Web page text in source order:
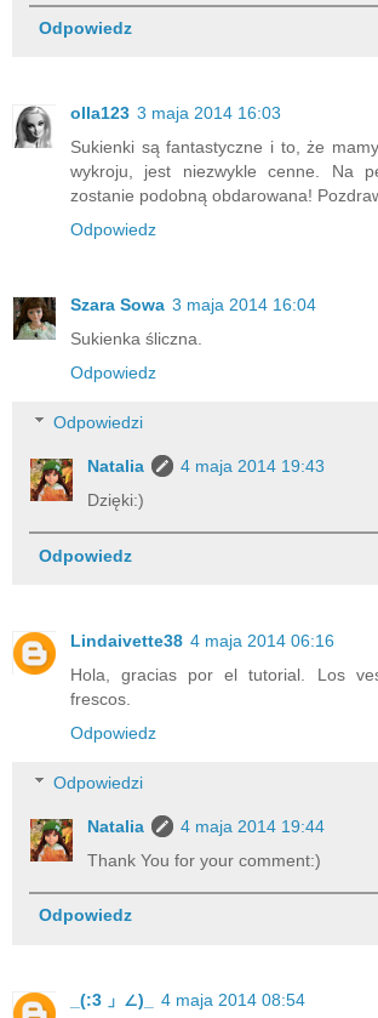
Odpowiedz
olla123 3 maja 2014 16:03
Sukienki są fantastyczne i to, że
wykroju, jest niezwykle cenne. Na
zostanie podobną obdarowana!
Odpowiedz
Szara Sowa 3 maja 2014 16:04
Sukienka śliczna.
Odpowiedz
Odpowiedzi
Natalia
4 maja 2014 19:43
Dzięki:)
Odpowiedz
Lindaivette38 4 maja 2014 06:16
Hola, gracias por el tutorial. Los
frescos.
Odpowiedz
Odpowiedzi
Natalia
4 maja 2014 19:44
Thank You for your comment:)
Odpowiedz
_(:3 」∠)_
4 maja 2014 08:54